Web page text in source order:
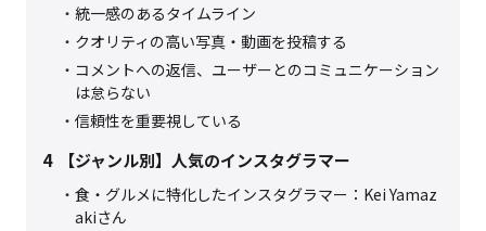
統一感のあるタイムライン
クオリティの高い写真・動画を投稿する
コメントへの返信、ユーザーとのコミュニケーション
は怠らない
信頼性を重要視している
4 【ジャンル別】人気のインスタグラマー
食・グルメに特化したインスタグラマー：Kei Yamaz
akiさん